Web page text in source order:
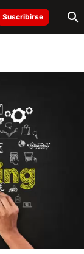
Suscribirse